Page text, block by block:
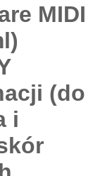
MIDI
(do
i